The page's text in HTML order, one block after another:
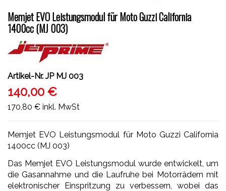
Memjet EVO Leistungsmodul für Moto Guzzi California
1400cc (MJ 003)
Artikel-Nr. JP MJ 003
140,00 €
170,80 € inkl. MwSt
Memjet EVO Leistungsmodul für Moto Guzzi California
1400cc (MJ 003)
Das Memjet EVO Leistungsmodul wurde entwickelt, um
die Gasannahme und die Laufruhe bei Motorrädern mit
elektronischer Einspritzung zu verbessern, wobei das